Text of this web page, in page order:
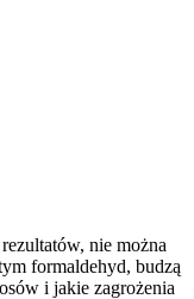
nie można
formaldehyd, budzą
i jakie zagrożenia